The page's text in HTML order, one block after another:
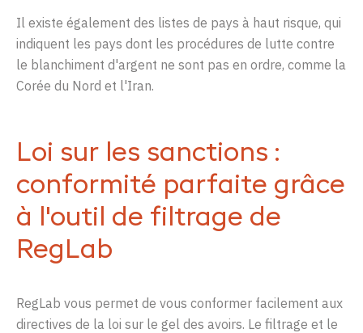
Il existe également des listes de pays à haut risque, qui
indiquent les pays dont les procédures de lutte contre
le blanchiment d'argent ne sont pas en ordre, comme la
Corée du Nord et l'Iran.
Loi sur les sanctions :
conformité parfaite grâce
à l'outil de filtrage de
RegLab
RegLab vous permet de vous conformer facilement aux
directives de la loi sur le gel des avoirs. Le filtrage et le